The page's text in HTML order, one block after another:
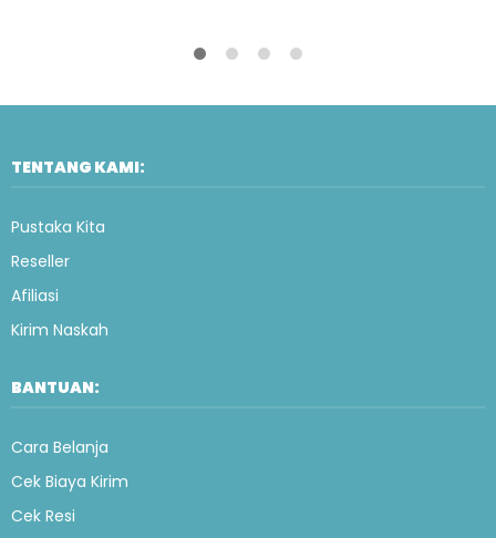
TENTANG KAMI:
Pustaka Kita
Reseller
Afiliasi
Kirim Naskah
BANTUAN:
Cara Belanja
Cek Biaya Kirim
Cek Resi